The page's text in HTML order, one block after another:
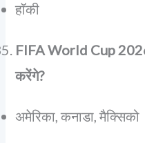
हॉकी
FIFA World Cup
करेंगे?
अमेरिका, कनाडा, मैक्सिको